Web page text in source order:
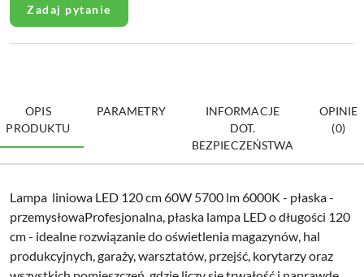
Zadaj pytanie
OPIS
PRODUKTU
PARAMETRY
INFORMACJE
DOT.
BEZPIECZEŃSTWA
OPINIE
(0)
Lampa liniowa LED 120 cm 60W 5700 lm 6000K - płaska -
przemysłowaProfesjonalna, płaska lampa LEDo długości 120
cm - idealne rozwiązanie do oświetlenia magazynów, hal
produkcyjnych, garaży, warsztatów, przejść, korytarzyoraz